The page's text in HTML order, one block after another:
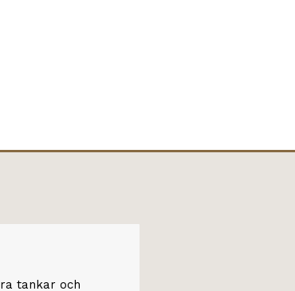
tankar och